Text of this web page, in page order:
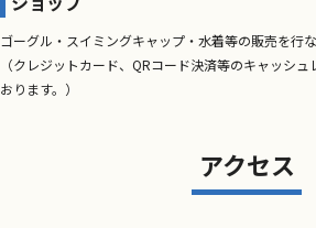
ゴーグル・スイミングキャップ・水着等の販売を行な
（クレジットカード、QRコード決済等のキャッシ
おります。）
アクセス